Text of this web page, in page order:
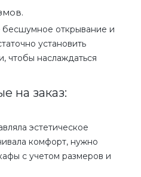
открывание и
установить
чтобы наслаждаться
на заказ:
эстетическое
комфорт, нужно
с учетом размеров и